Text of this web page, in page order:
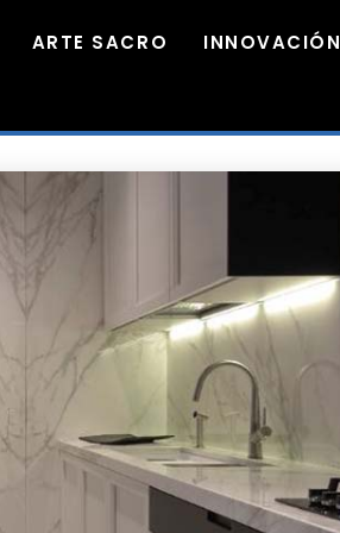
27
ARTE SACRO INNOVACIÓN